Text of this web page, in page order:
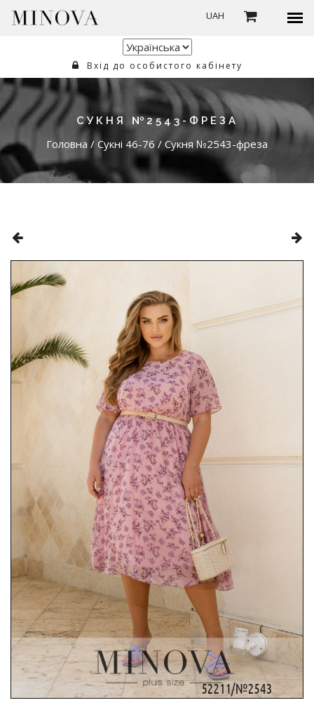
UAH
Вхід до особистого кабінету
СУКНЯ №2543-ФРЕЗА
Головна / Сукні 46-76/ Сукня №2543-фреза